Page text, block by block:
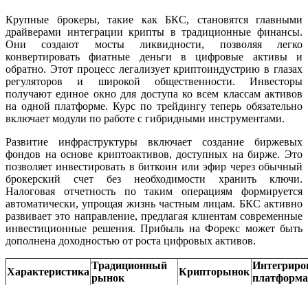
Крупные брокеры, такие как БКС, становятся главными
драйверами интеграции крипты в традиционные финансы.
Они создают мосты ликвидности, позволяя легко
конвертировать фиатные деньги в цифровые активы и
обратно. Этот процесс легализует криптоиндустрию в глазах
регуляторов и широкой общественности. Инвесторы
получают единое окно для доступа ко всем классам активов
на одной платформе. Курс по трейдингу теперь обязательно
включает модули по работе с гибридными инструментами.
Развитие инфраструктуры включает создание биржевых
фондов на основе криптоактивов, доступных на бирже. Это
позволяет инвестировать в биткоин или эфир через обычный
брокерский счет без необходимости хранить ключи.
Налоговая отчетность по таким операциям формируется
автоматически, упрощая жизнь частным лицам. БКС активно
развивает это направление, предлагая клиентам современные
инвестиционные решения. Прибыль на Форекс может быть
дополнена доходностью от роста цифровых активов.
Характеристика
Традиционный
рынок
Крипторынок